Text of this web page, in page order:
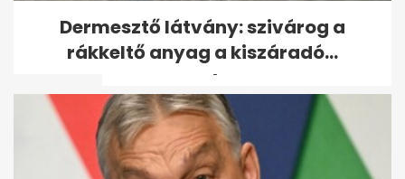
Gulyás Gergely ismertette a
gyermekek után járó szja-
kedvezmény...
Dermesztő látvány: szivárog a
rákkeltő anyag a kiszáradó...